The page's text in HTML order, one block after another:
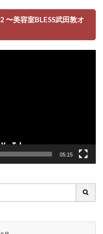
〜美容室BLESS武田敦オ
05:15